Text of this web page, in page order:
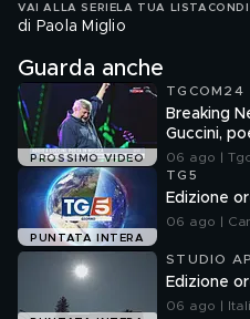
VAI ALLA SERIE LA TUA LISTA
di Paola Miglio
Guarda anche
PROSSIMO VIDEO
TGCOM24
Breaking
Guccini,
06 ago |
PUNTATA INTERA
TG5
Edizione
06 ago |
STUDIO
Edizione
06 ago |